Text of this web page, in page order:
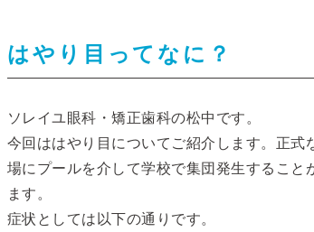
はやり目ってなに？
ソレイユ眼科・矯正歯科の松中です。
今回ははやり目についてご紹介します。正
場にプールを介して学校で集団発生すること
ます。
症状としては以下の通りです。